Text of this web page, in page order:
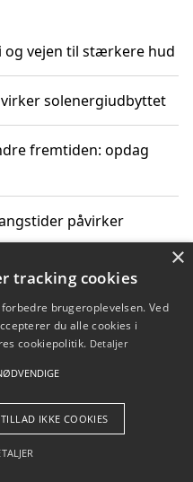
og vejen til stærkere hud
solenergiudbyttet
fremtiden: opdag
påvirker
om
Betingelser
×
tracking cookies
brugeroplevelsen. Ved
du alle cookies i
cookiepolitik. Detaljer
TILLAD IKKE COOKIES